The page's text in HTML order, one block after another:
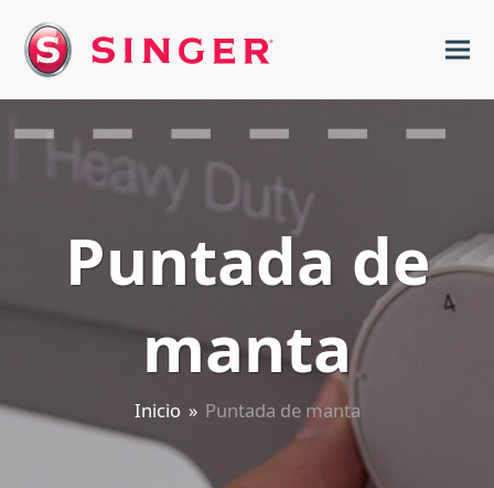
Puntada de
manta
Inicio » Puntada de manta